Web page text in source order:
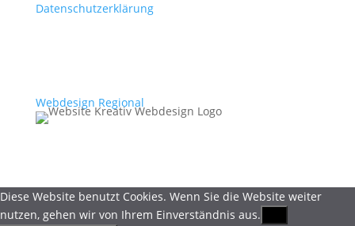
Datenschutzerklärung
Webdesign Regional
Diese Website benutzt Cookies. Wenn Sie die Website weiter
nutzen, gehen wir von Ihrem Einverständnis aus.